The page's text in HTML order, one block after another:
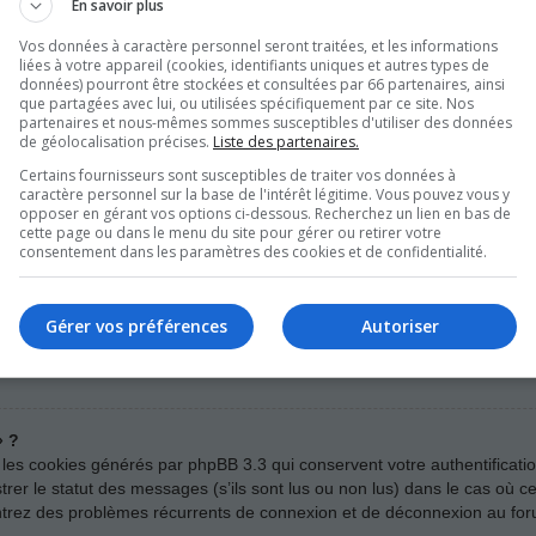
ne puisse pas être récupéré, il peut facilement être réinitialisé.
mot de passe ». Suivez les instructions et vous devriez être en
votre mot de passe, nous vous invitons à contacter un
?
de moi » lors de votre connexion au forum, vous ne resterez
utilisé par quelqu’un d’autre. Pour rester connecté, veuillez
recommandé si vous accédez au forum depuis un ordinateur
cette case à cocher, il est probable qu’un administrateur du
?
cookies générés par phpBB 3.3 qui conservent votre
le statut des messages (s’ils sont lus ou non lus) dans le cas où
des problèmes récurrents de connexion et de déconnexion au
En savoir plus
Vos données à caractère personnel seront traitées, et les informations
liées à votre appareil (cookies, identifiants uniques et autres types de
données) pourront être stockées et consultées par 66 partenaires, ainsi
que partagées avec lui, ou utilisées spécifiquement par ce site. Nos
partenaires et nous-mêmes sommes susceptibles d'utiliser des données
de géolocalisation précises. Liste des partenaires.
Certains fournisseurs sont susceptibles de traiter vos données à
caractère personnel sur la base de l'intérêt légitime. Vous pouvez vous y
opposer en gérant vos options ci-dessous. Recherchez un lien en bas de
cette page ou dans le menu du site pour gérer ou retirer votre
consentement dans les paramètres des cookies et de confidentialité.
Autoriser
Gérer vos préférences